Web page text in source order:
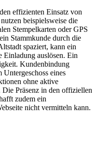
effizienten Einsatz von
beispielsweise die
Stempelkarten oder GPS
Stammkunde durch die
spaziert, kann ein
Einladung auslösen. Ein
Kundenbindung
eines
ohne aktive
Präsenz in den offiziellen
zudem ein
nicht vermitteln kann.